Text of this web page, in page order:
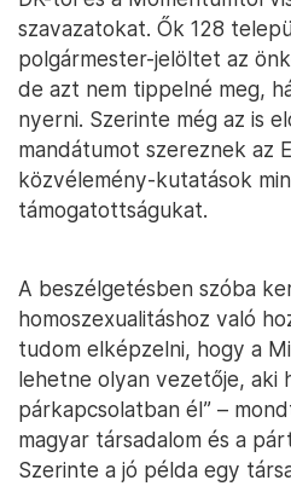
szavazatokat. Ők 128
polgármester-jelöltet az
de azt nem tippelné meg,
nyerni. Szerinte még az is
mandátumot szereznek az
közvélemény-kutatások
támogatottságukat.
A beszélgetésben szóba
homoszexualitáshoz való
tudom elképzelni, hogy a
lehetne olyan vezetője, aki
párkapcsolatban él” –
magyar társadalom és a
Szerinte a jó példa egy